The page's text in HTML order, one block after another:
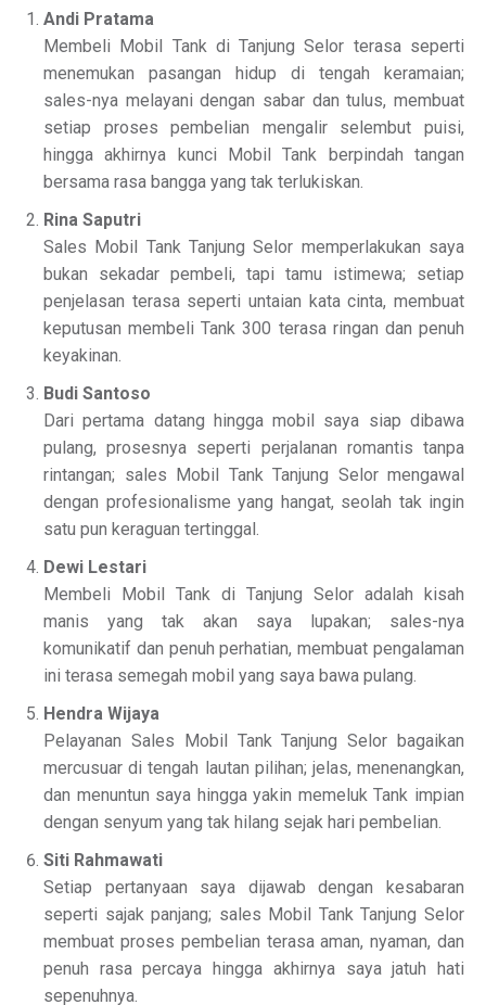
Andi Pratama
Membeli Mobil Tank di Tanjung Selor terasa seperti
menemukan pasangan hidup di tengah keramaian;
sales-nya melayani dengan sabar dan tulus, membuat
setiap proses pembelian mengalir selembut puisi,
hingga akhirnya kunci Mobil Tank berpindah tangan
bersama rasa bangga yang tak terlukiskan.
Rina Saputri
Sales Mobil Tank Tanjung Selor memperlakukan saya
bukan sekadar pembeli, tapi tamu istimewa; setiap
penjelasan terasa seperti untaian kata cinta, membuat
keputusan membeli Tank 300 terasa ringan dan penuh
keyakinan.
Budi Santoso
Dari pertama datang hingga mobil saya siap dibawa
pulang, prosesnya seperti perjalanan romantis tanpa
rintangan; sales Mobil Tank Tanjung Selor mengawal
dengan profesionalisme yang hangat, seolah tak ingin
satu pun keraguan tertinggal.
Dewi Lestari
Membeli Mobil Tank di Tanjung Selor adalah kisah
manis yang tak akan saya lupakan; sales-nya
komunikatif dan penuh perhatian, membuat pengalaman
ini terasa semegah mobil yang saya bawa pulang.
Hendra Wijaya
Pelayanan Sales Mobil Tank Tanjung Selor bagaikan
mercusuar di tengah lautan pilihan; jelas, menenangkan,
dan menuntun saya hingga yakin memeluk Tank impian
dengan senyum yang tak hilang sejak hari pembelian.
Siti Rahmawati
Setiap pertanyaan saya dijawab dengan kesabaran
seperti sajak panjang; sales Mobil Tank Tanjung Selor
membuat proses pembelian terasa aman, nyaman, dan
penuh rasa percaya hingga akhirnya saya jatuh hati
sepenuhnya.